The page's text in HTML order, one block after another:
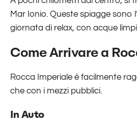
Mar Ionio. Queste spiagge sono
giornata di relax, con acque
Come Arrivare a
Rocca Imperiale è facilmente
che con i mezzi pubblici.
In Auto